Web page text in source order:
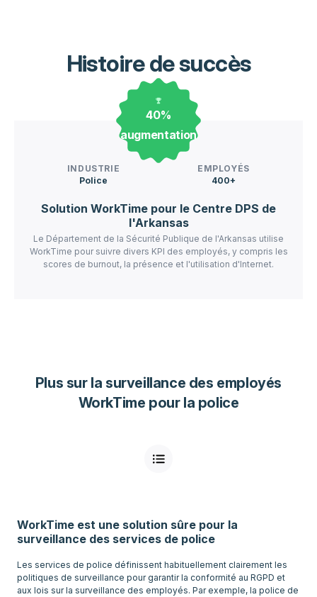
Histoire de succès
INDUSTRIE
Police
EMPLOYÉS
400+
Solution WorkTime pour le Centre DPS de
l'Arkansas
Le Département de la Sécurité Publique de l'Arkansas utilise
WorkTime pour suivre divers KPI des employés, y compris les
scores de burnout, la présence et l'utilisation d'Internet.
40%
augmentation
Plus sur la surveillance des employés
WorkTime pour la police
WorkTime est une solution sûre pour la
surveillance des services de police
Les services de police définissent habituellement clairement les
politiques de surveillance pour garantir la conformité au RGPD et
aux lois sur la surveillance des employés. Par exemple, la police de